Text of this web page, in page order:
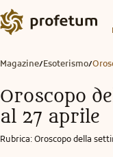
Magazine/Esoterismo/
Oroscopo
al 27 aprile
Rubrica: Oroscopo della